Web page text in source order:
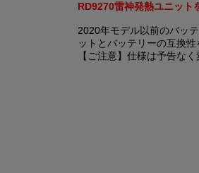
RD9270雷神発熱ユニット
2020年モデル以前のバッ
ットとバッテリーの互換
【ご注意】仕様は予告な